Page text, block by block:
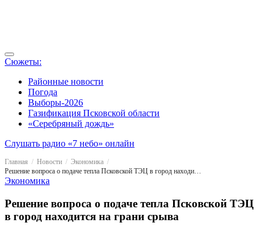
Сюжеты:
Районные новости
Погода
Выборы-2026
Газификация Псковской области
«Серебряный дождь»
Слушать радио «7 небо» онлайн
Главная Новости
Экономика
Решение вопроса о подаче тепла Псковской ТЭЦ в город находится на грани срыва
Экономика
Решение вопроса о подаче тепла Псковской ТЭЦ
в город находится на грани срыва